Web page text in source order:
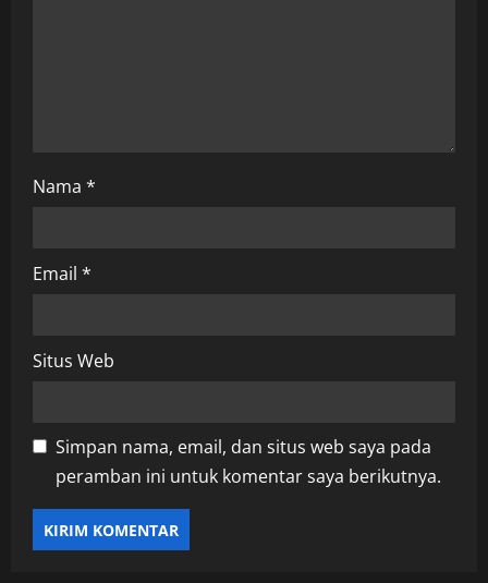
Nama *
Email *
Situs Web
Simpan nama, email, dan situs web saya pada
peramban ini untuk komentar saya berikutnya.